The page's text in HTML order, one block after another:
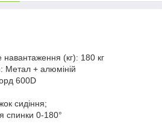
(кг): 180 кг
Метал + алюміній
600D
сидіння;
спинки 0-180°